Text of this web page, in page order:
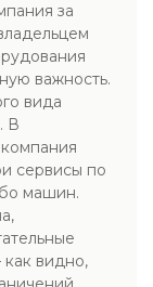
за
важность.
вида
В
сервисы по
машин.
как видно,